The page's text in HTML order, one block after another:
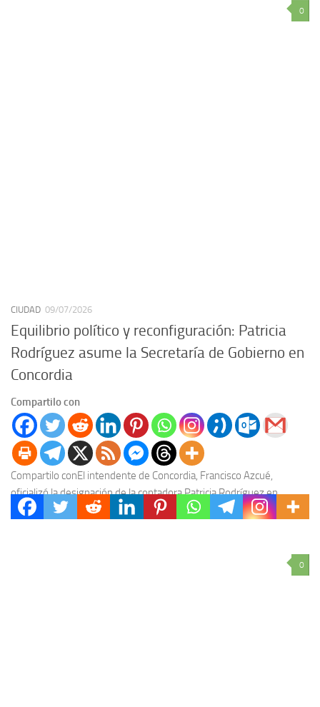
0
CIUDAD 09/07/2026
Equilibrio político y reconfiguración: Patricia
Rodríguez asume la Secretaría de Gobierno en
Concordia
Compartilo con
Compartilo conEl intendente de Concordia, Francisco Azcué,
oficializó la designación de la contadora Patricia Rodríguez en
Concordia como la nueva secretaria de Gobierno de la...
0